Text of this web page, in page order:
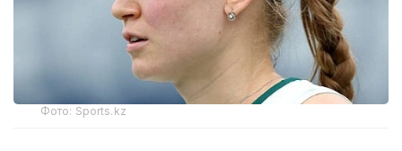
Фото: Sports.kz